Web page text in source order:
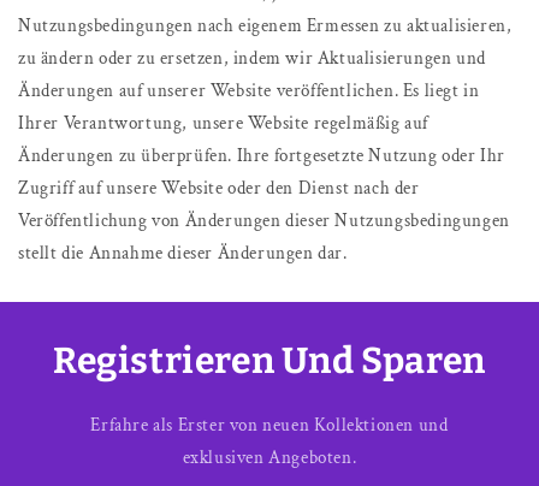
Nutzungsbedingungen nach eigenem Ermessen zu aktualisieren,
zu ändern oder zu ersetzen, indem wir Aktualisierungen und
Änderungen auf unserer Website veröffentlichen. Es liegt in
Ihrer Verantwortung, unsere Website regelmäßig auf
Änderungen zu überprüfen. Ihre fortgesetzte Nutzung oder Ihr
Zugriff auf unsere Website oder den Dienst nach der
Veröffentlichung von Änderungen dieser Nutzungsbedingungen
stellt die Annahme dieser Änderungen dar.
Registrieren Und Sparen
Erfahre als Erster von neuen Kollektionen und
exklusiven Angeboten.